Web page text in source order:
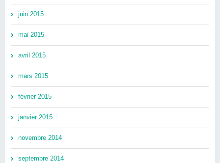
juin 2015
mai 2015
avril 2015
mars 2015
février 2015
janvier 2015
novembre 2014
septembre 2014